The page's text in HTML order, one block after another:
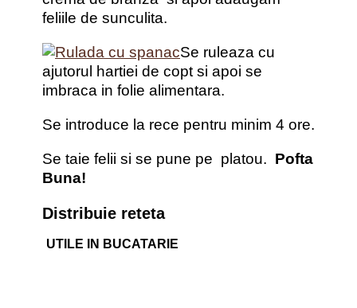
feliile de sunculita.
Se ruleaza cu
ajutorul hartiei de copt si apoi se
imbraca in folie alimentara.
Se introduce la rece pentru minim 4 ore.
Se taie felii si se pune pe platou. Pofta
Buna!
Distribuie reteta
UTILE IN BUCATARIE